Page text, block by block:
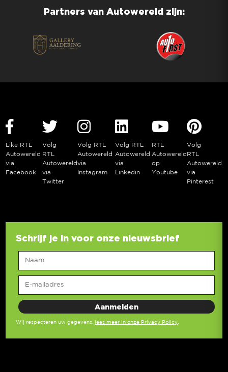
Partners van Autowereld zijn:
Like RTL
Autowereld
via
Facebook
Volg
RTL
Autowereld
via
Twitter
Volg RTL
Autowereld
via
Instagram
Volg RTL
Autowereld
via
Linkedin
RTL
Autowereld
op
Youtube
Volg
RTL
Autowereld
via
Pinterest
Schrijf je in voor onze nieuwsbrief
Wij respecteren uw gegevens, lees meer in onze Privacy Policy